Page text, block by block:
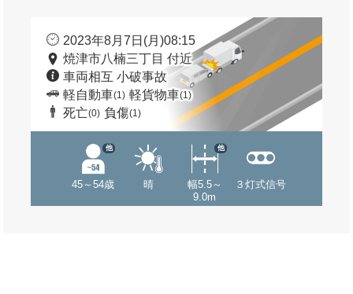
2023年8月7日(月)08:15
焼津市八楠三丁目 付近
車両相互 小破事故
軽自動車(1) 軽貨物車(1)
死亡(0) 負傷(1)
45～54歳
他
晴
幅5.5～
9.0m
他
３灯式信号